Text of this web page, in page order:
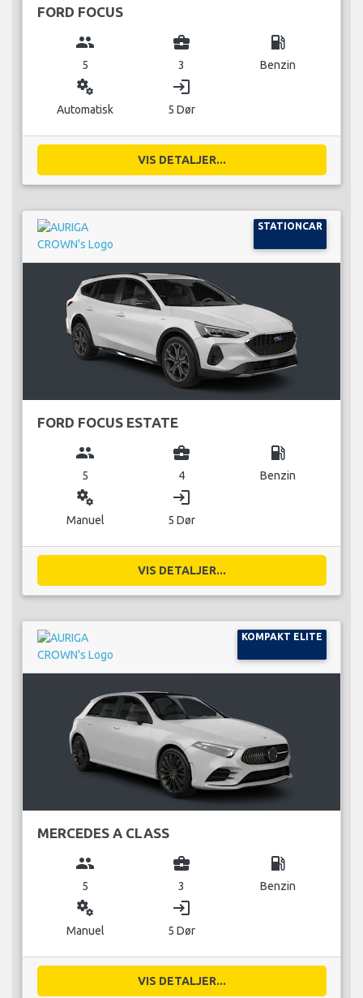
FORD FOCUS
group
5
business_center
3
local_gas_station
Benzin
miscellaneous_services
Automatisk
login
5 Dør
VIS DETALJER...
STATIONCAR
FORD FOCUS ESTATE
group
5
business_center
4
local_gas_station
Benzin
miscellaneous_services
Manuel
login
5 Dør
VIS DETALJER...
KOMPAKT ELITE
MERCEDES A CLASS
group
5
business_center
3
local_gas_station
Benzin
miscellaneous_services
Manuel
login
5 Dør
VIS DETALJER...